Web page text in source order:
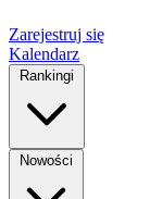
Zarejestruj się
Kalendarz
Rankingi
Nowości